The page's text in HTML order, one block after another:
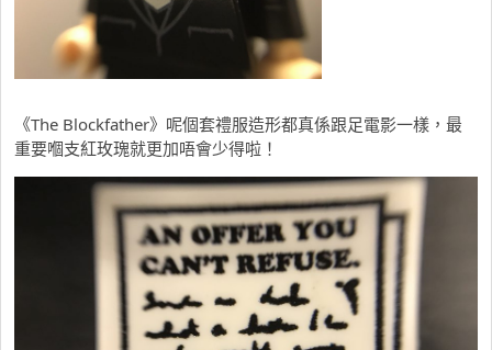
《The Blockfather》呢個套禮服造形都真係跟足電影一樣，最
重要嗰支紅玫瑰就更加唔會少得啦！